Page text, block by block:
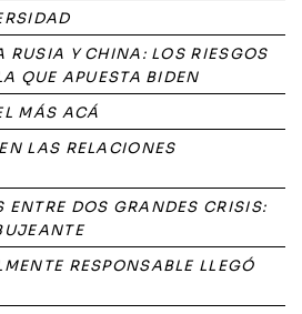
RUSIA Y CHINA: LOS RIESGOS
QUE APUESTA BIDEN
MÁS ACÁ
LAS RELACIONES
ENTRE DOS GRANDES CRISIS:
RESPONSABLE LLEGÓ